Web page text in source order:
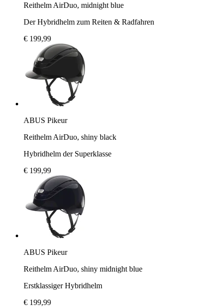
Reithelm AirDuo, midnight blue
Der Hybridhelm zum Reiten & Radfahren
€ 199,99
ABUS Pikeur
Reithelm AirDuo, shiny black
Hybridhelm der Superklasse
€ 199,99
ABUS Pikeur
Reithelm AirDuo, shiny midnight blue
Erstklassiger Hybridhelm
€ 199,99